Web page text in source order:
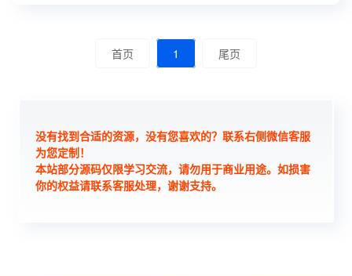
首页 1 尾页
没有找到合适的资源，没有您喜欢的？联系右侧微信客服
为您定制！
本站部分源码仅限学习交流，请勿用于商业用途。如损害
你的权益请联系客服处理，谢谢支持。